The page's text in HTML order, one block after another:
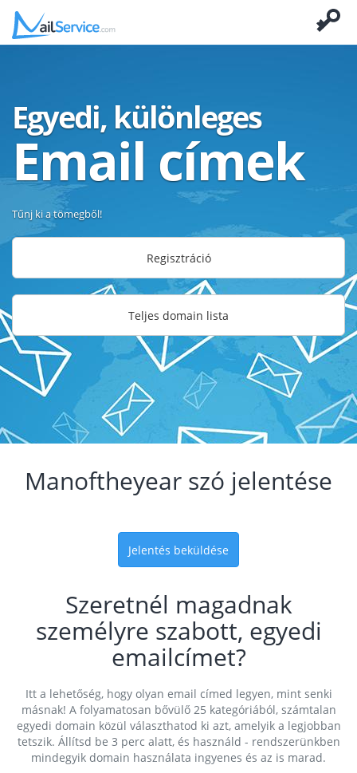
Egyedi, különleges
Email címek
Tűnj ki a tömegből!
Regisztráció
Teljes domain lista
Manoftheyear szó jelentése
Jelentés beküldése
Szeretnél magadnak
személyre szabott, egyedi
emailcímet?
Itt a lehetőség, hogy olyan email címed legyen, mint senki
másnak! A folyamatosan bővülő 25 kategóriából, számtalan
egyedi domain közül választhatod ki azt, amelyik a legjobban
tetszik. Állítsd be 3 perc alatt, és használd - rendszerünkben
mindegyik domain használata ingyenes és az is marad.